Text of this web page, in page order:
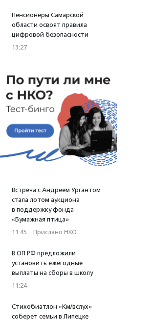
Пенсионеры Самарской
области освоят правила
цифровой безопасности
13:27
Встреча с Андреем Ургантом
стала лотом аукциона
в поддержку фонда
«Бумажная птица»
11:45 · Прислано НКО
В ОП РФ предложили
установить ежегодные
выплаты на сборы в школу
11:24
Стихобиатлон «Км/вслух»
соберет семьи в Липецке